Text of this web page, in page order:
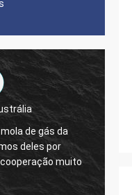
de gás da
deles por
muito